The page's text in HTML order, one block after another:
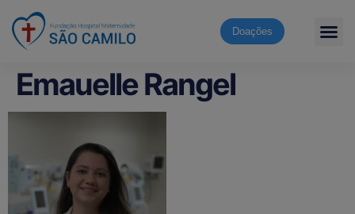
Doações
Emauelle Rangel